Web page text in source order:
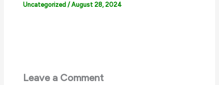
Uncategorized /August 28, 2024
Leave a Comment